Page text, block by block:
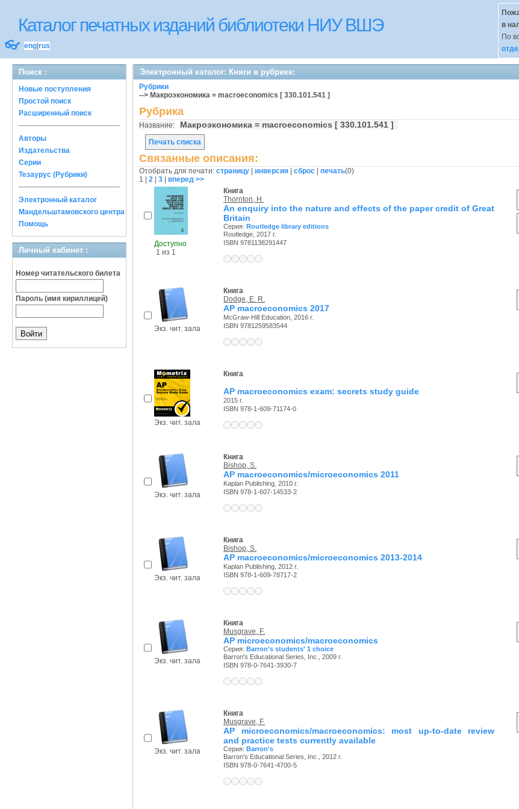
Каталог печатных изданий библиотеки НИУ ВШЭ
👓 eng rus
в
По
Поиск :
Новые поступления
Простой поиск
Расширенный поиск
Авторы
Издательства
Серии
Тезаурус (Рубрики)
Электронный каталог
Мандельштамовского центра
Помощь
Личный кабинет :
Номер читательского билета
Пароль (имя кириллицей)
Электронный каталог: Книги в рубрике:
Рубрики
--> Макроэкономика = macroeconomics [ 330.101.541 ]
Рубрика
Название: Макроэкономика = macroeconomics [ 330.101.541 ]
Печать списка
Связанные описания:
Отобрать для печати: страницу инверсия сброс печать(0)
1
2 3 вперед >>
Доступно
1 из 1
Книга
Thornton, H.
An enquiry into the nature and effects of the paper credit of Great
Britain
Серия: Routledge library editions
Routledge, 2017 г.
ISBN 9781138291447
Экз. чит. зала
Книга
Dodge, E. R.
AP macroeconomics 2017
McGraw-Hill Education, 2016 г.
ISBN 9781259583544
Экз. чит. зала
Книга
AP macroeconomics exam: secrets study guide
2015 г.
ISBN 978-1-609-71174-0
Экз. чит. зала
Книга
Bishop, S.
AP macroeconomics/microeconomics 2011
Kaplan Publishing, 2010 г.
ISBN 978-1-607-14533-2
Экз. чит. зала
Книга
Bishop, S.
AP macroeconomics/microeconomics 2013-2014
Kaplan Publishing, 2012 г.
ISBN 978-1-609-78717-2
Экз. чит. зала
Книга
Musgrave, F.
AP microeconomics/macroeconomics
Серия: Barron's students' 1 choice
Barron's Educational Series, Inc., 2009 г.
ISBN 978-0-7641-3930-7
Экз. чит. зала
Книга
Musgrave, F.
AP microeconomics/macroeconomics: most up-to-date review
and practice tests currently available
Серия: Barron's
Barron's Educational Series, Inc., 2012 г.
ISBN 978-0-7641-4700-5